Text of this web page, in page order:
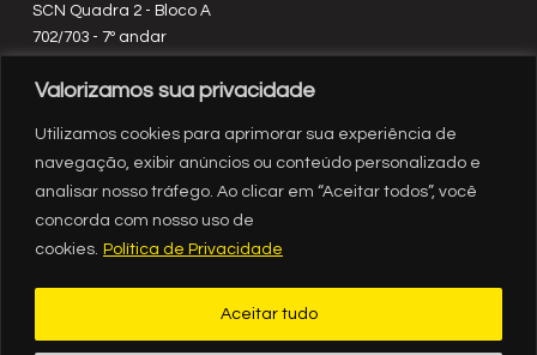
Valorizamos sua privacidade
Utilizamos cookies para aprimorar sua experiência de
navegação, exibir anúncios ou conteúdo personalizado e
analisar nosso tráfego. Ao clicar em “Aceitar todos”, você
concorda com nosso uso de
cookies. Política de Privacidade
Aceitar tudo
SCN Quadra 2 - Bloco A
702/703 - 7º andar
61 3329.8200
RIO DE JANEIRO
Rua México, nº 3
21 3554.1720
Av. Governador Agamenon Magalhães, 2939, sala 1308, ed.
Internacional Business Center, Espinheiro, Recife - PE